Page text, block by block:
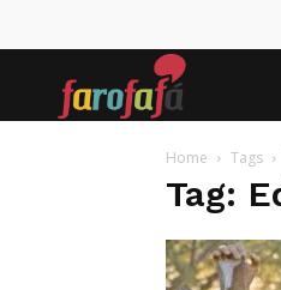
Home Tags
Tag: